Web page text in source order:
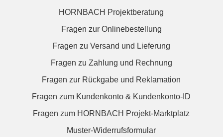
HORNBACH Projektberatung
Fragen zur Onlinebestellung
Fragen zu Versand und Lieferung
Fragen zu Zahlung und Rechnung
Fragen zur Rückgabe und Reklamation
Fragen zum Kundenkonto & Kundenkonto-ID
Fragen zum HORNBACH Projekt-Marktplatz
Muster-Widerrufsformular